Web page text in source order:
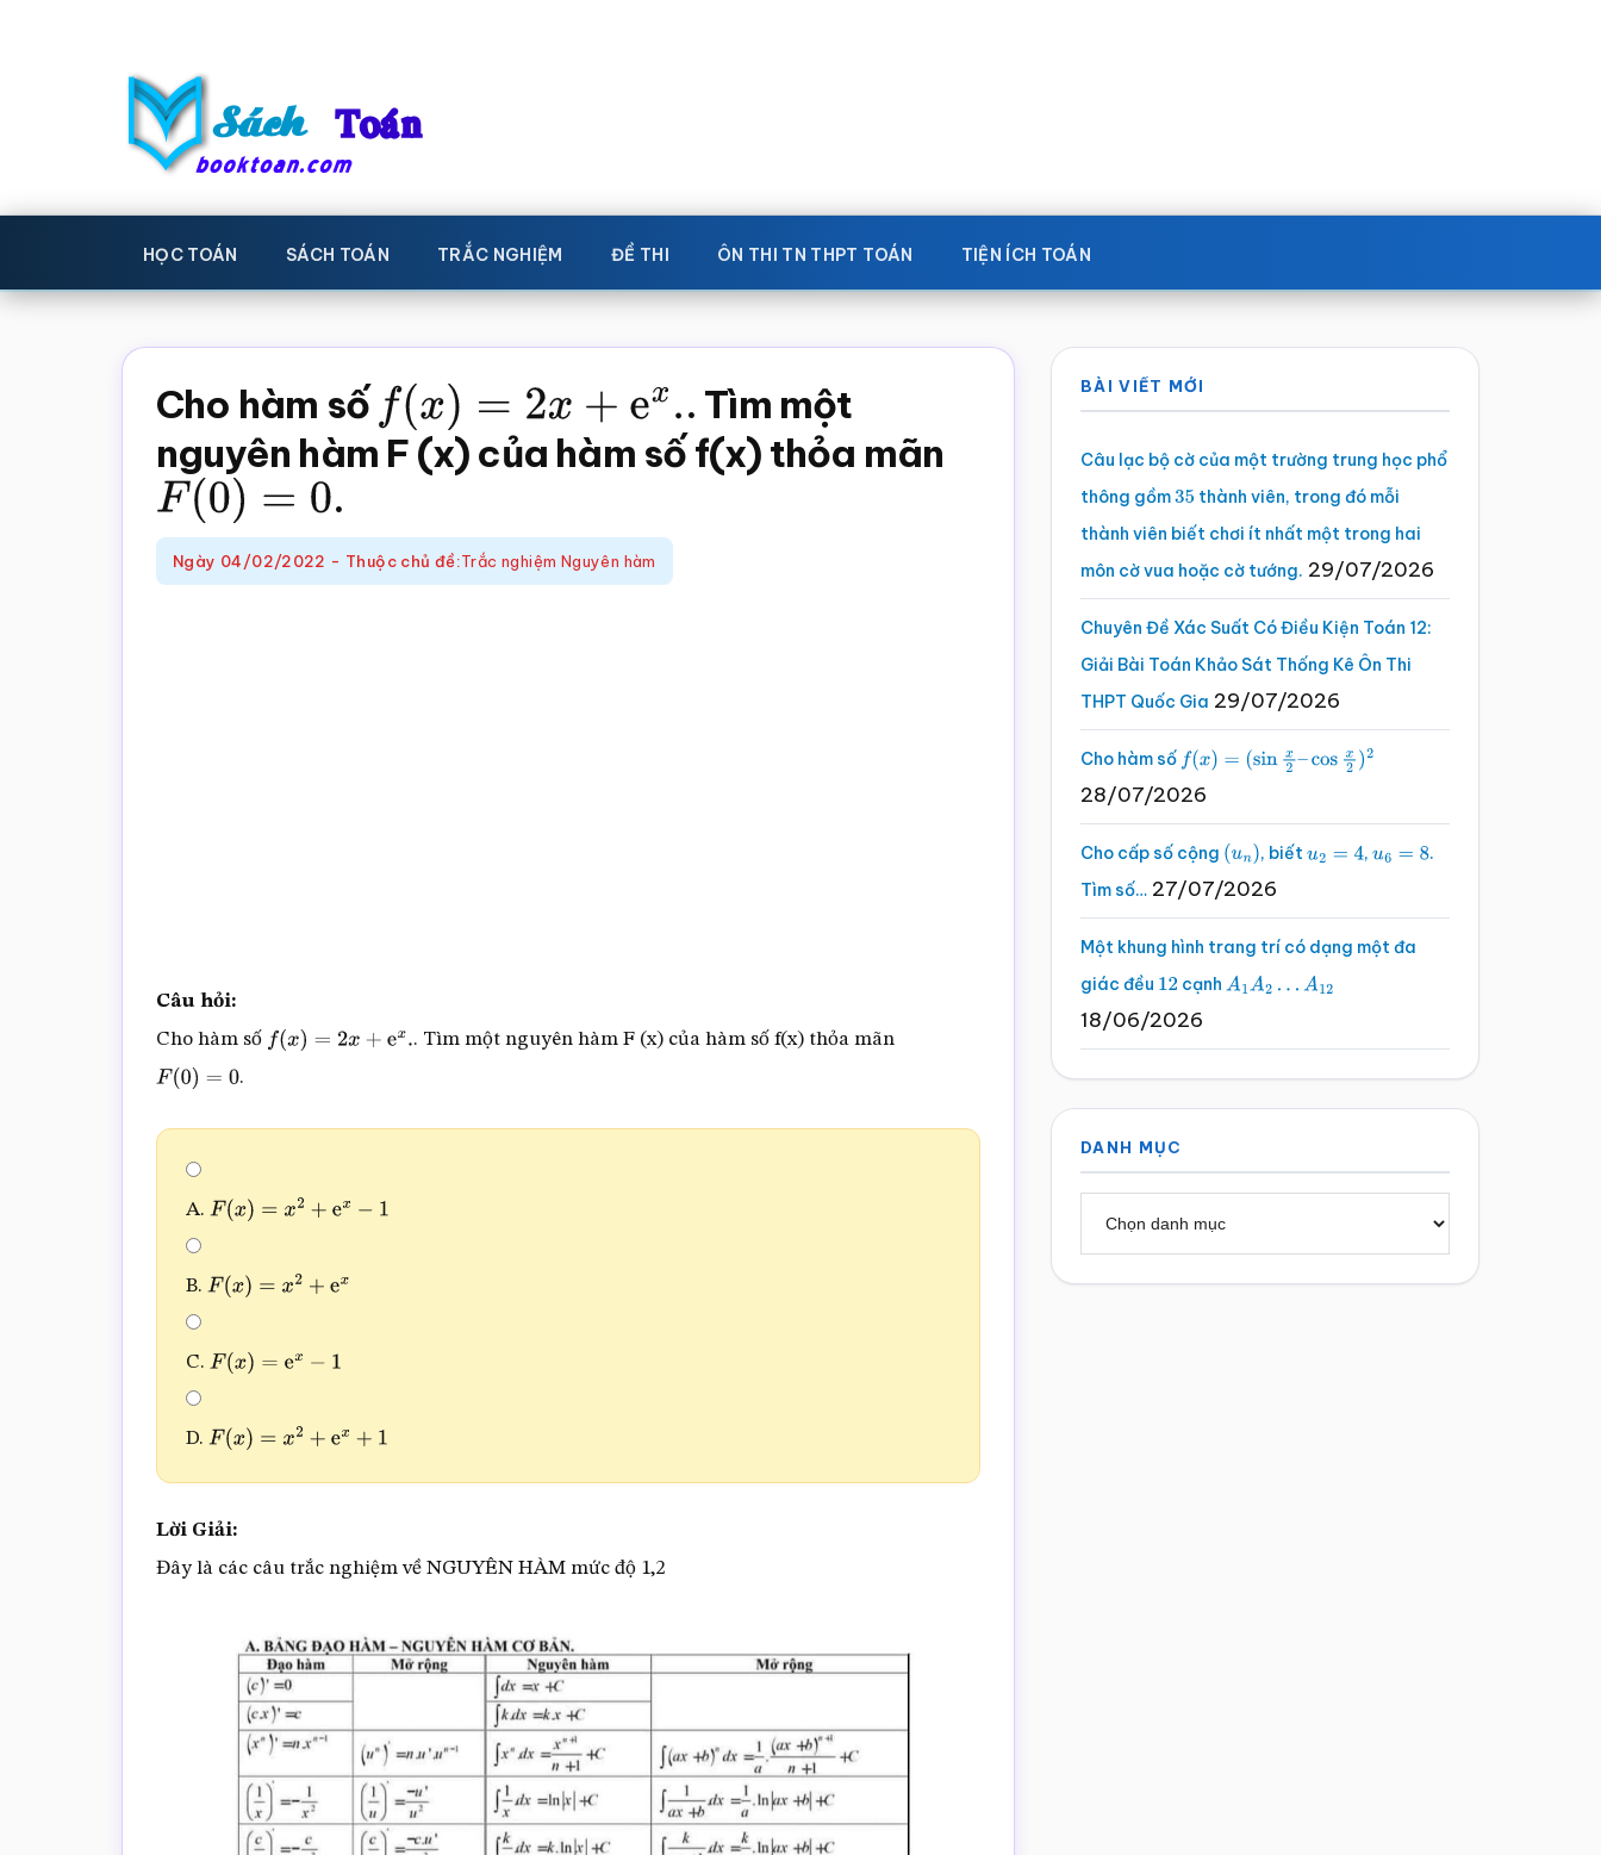
Sách
Toán
-
Học
toán
Học
toán,
toán,
Sách
khoa
Toán,
trắc
nghiệm
HỌC TOÁN SÁCH TOÁN TRẮC NGHIỆM ĐỀ THI ÔN THI TN THPT TOÁN TIỆN ÍCH TOÁN
Cho hàm số f(x)= 2x +ex.
. Tìm một
nguyên hàm F (x) của hàm số f(x) thỏa mãn
F(0)=0 .
Ngày 04/02/2022 - Thuộc chủ đề:Trắc nghiệm Nguyên hàm
Câu hỏi:
Cho hàm số f( x)= 2x +ex . Tìm một nguyên hàm F (x) của hàm số f(x) thỏa mãn
F (0)= 0 .
A. F (x)= x2 +e − 1
B. F (x)= x2 +e
C. F (x)= ex −
D. F (x)= x2 +e + 1
Lời Giải:
Đây là các câu trắc nghiệm về NGUYÊN HÀM mức độ 1,2
Sidebar
chính
BÀI VIẾT MỚI
Câu lạc bộ cờ của một trường trung học phổ
thông gồm35 thành viên, trong đó mỗi
thành viên biết chơi ít nhất một trong hai
môn cờ vua hoặc cờ tướng. 29/07/2026
Chuyên Đề Xác Suất Có Điều Kiện Toán 12:
Giải Bài Toán Khảo Sát Thống Kê Ôn Thi
THPT Quốc Gia 29/07/2026
Cho hàm số f(x)=(sinx2 –cosx2 )2
28/07/2026
Cho cấp số cộng (un), biếtu2 =4 , u6 =8
.
Tìm số… 27/07/2026
Một khung hình trang trí có dạng một đa
giác đều 12 cạnh A1A2…A 12
18/06/2026
DANH MỤC